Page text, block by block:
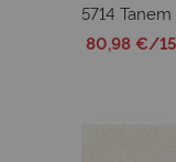
5714
80,98 €/